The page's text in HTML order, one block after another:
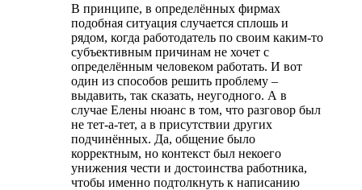
В принципе, в определённых фирмах
подобная ситуация случается сплошь и
рядом, когда работодатель по своим каким-то
субъективным причинам не хочет с
определённым человеком работать. И вот
один из способов решить проблему –
выдавить, так сказать, неугодного. А в
случае Елены нюанс в том, что разговор был
не тет-а-тет, а в присутствии других
подчинённых. Да, общение было
корректным, но контекст был некоего
унижения чести и достоинства работника,
чтобы именно подтолкнуть к написанию